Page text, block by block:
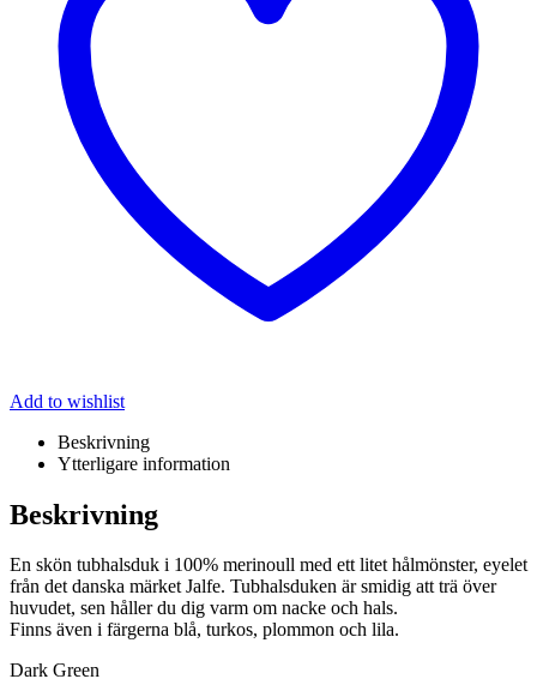
Add to wishlist
Beskrivning
Ytterligare information
Beskrivning
En skön tubhalsduk i 100% merinoull med ett litet hålmönster, eyelet
från det danska märket Jalfe. Tubhalsduken är smidig att trä över
huvudet, sen håller du dig varm om nacke och hals.
Finns även i färgerna blå, turkos, plommon och lila.
Dark Green